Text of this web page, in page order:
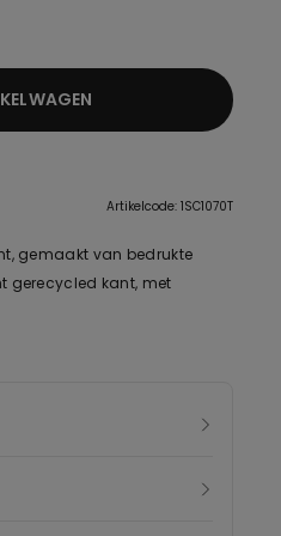
Artikelcode: 1SC1070T
gemaakt van bedrukte
gerecycled kant, met
van 100%